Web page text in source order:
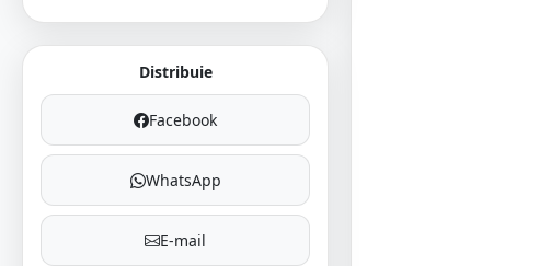
Distribuie
Facebook
WhatsApp
E-mail